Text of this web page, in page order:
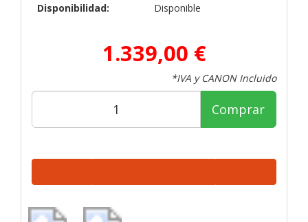
Disponibilidad:
Disponible
1.339,00 €
*IVA y CANON Incluido
Comprar